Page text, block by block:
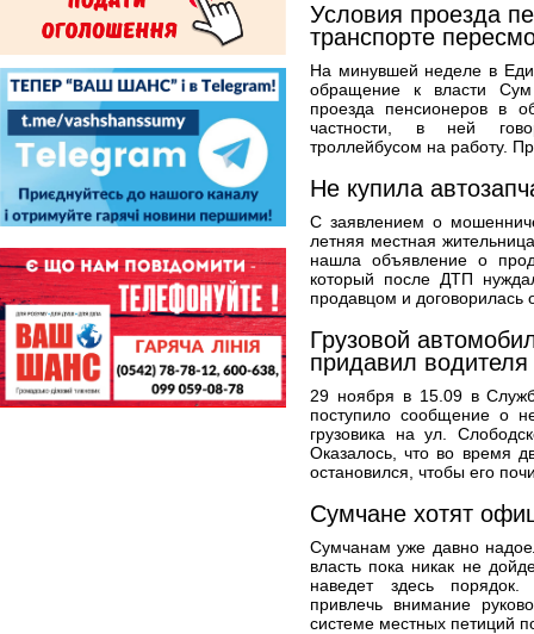
Условия проезда
транспорте
На минувшей неделе в
обращение к власти Сум
проезда пенсионеров в
частности, в ней
троллейбусом на работу.
Не купила
С заявлением о
летняя местная
нашла объявление о
который после ДТП
продавцом и договорилась
Грузовой
придавил водителя
29 ноября в 15.09 в
поступило сообщение о
грузовика на ул.
Оказалось, что во время
остановился, чтобы его
Сумчане хотят
Сумчанам уже давно
власть пока никак не
наведет здесь
привлечь внимание
системе местных петиций